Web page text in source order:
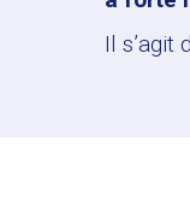
Il s’agit